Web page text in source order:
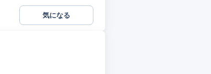
気になる